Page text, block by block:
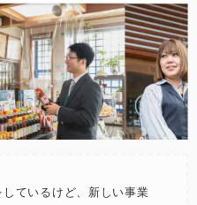
しているけど、新しい事業